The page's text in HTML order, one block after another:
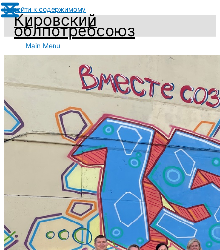
Перейти к содержимому
Кировский
облпотребсоюз
Main Menu